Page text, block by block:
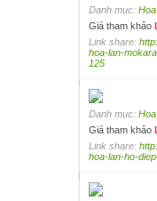
Danh mục:
Giá tham khảo
Link share:
hoa-lan-
125
Danh mục:
Giá tham khảo
Link share:
hoa-lan-ho-